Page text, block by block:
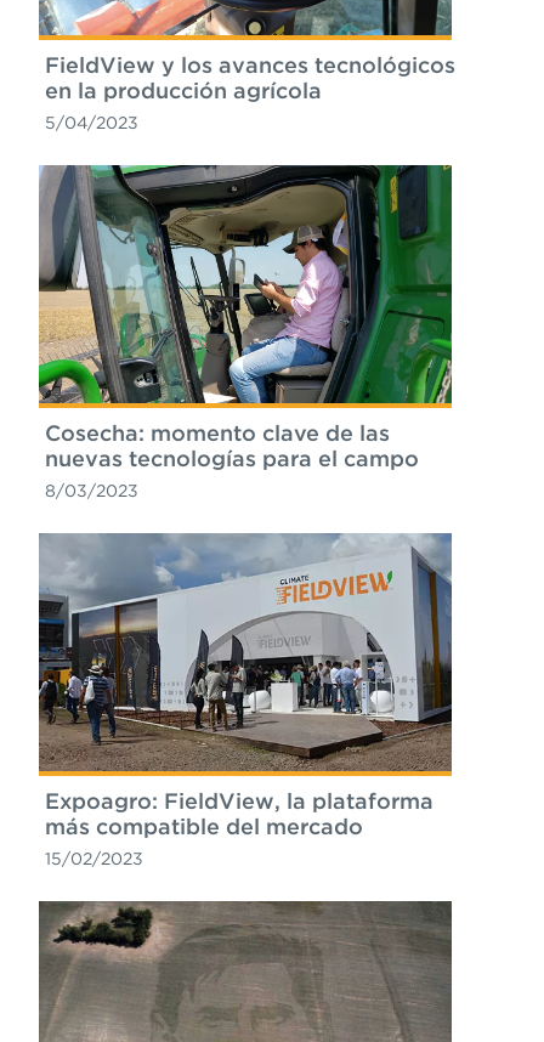
FieldView y los avances tecnológicos
en la producción agrícola
5/04/2023
Cosecha: momento clave de las
nuevas tecnologías para el campo
8/03/2023
Expoagro: FieldView, la plataforma
más compatible del mercado
15/02/2023